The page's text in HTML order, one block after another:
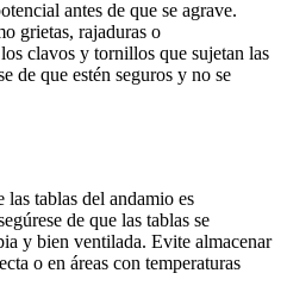
antes de que se agrave.
grietas, rajaduras o
clavos y tornillos que sujetan las
de que estén seguros y no se
las tablas del andamio es
de que las tablas se
y bien ventilada. Evite almacenar
o en áreas con temperaturas